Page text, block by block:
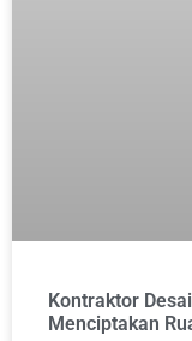
Kontraktor
Menciptakan